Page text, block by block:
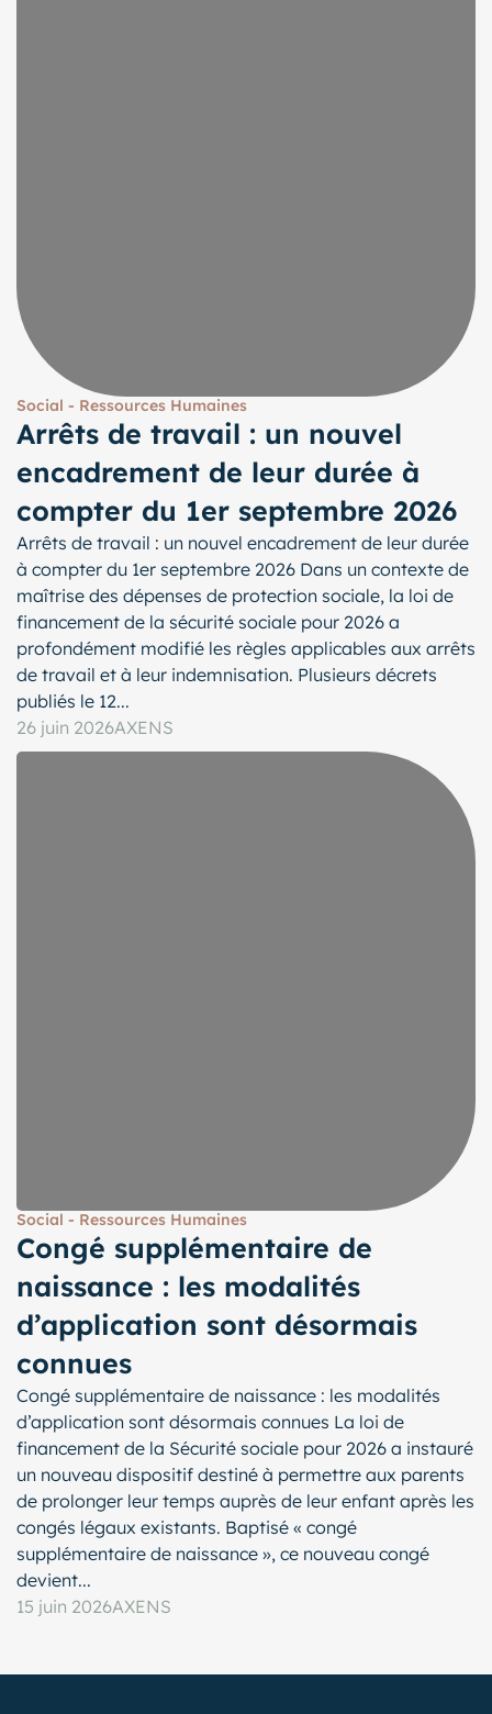
Social - Ressources Humaines
Arrêts de travail : un nouvel
encadrement de leur durée à
compter du 1er septembre 2026
Arrêts de travail : un nouvel encadrement de leur durée
à compter du 1er septembre 2026 Dans un contexte de
maîtrise des dépenses de protection sociale, la loi de
financement de la sécurité sociale pour 2026 a
profondément modifié les règles applicables aux arrêts
de travail et à leur indemnisation. Plusieurs décrets
publiés le 12...
26 juin 2026AXENS
Social - Ressources Humaines
Congé supplémentaire de
naissance : les modalités
d’application sont désormais
connues
Congé supplémentaire de naissance : les modalités
d’application sont désormais connues La loi de
financement de la Sécurité sociale pour 2026 a instauré
un nouveau dispositif destiné à permettre aux parents
de prolonger leur temps auprès de leur enfant après les
congés légaux existants. Baptisé « congé
supplémentaire de naissance », ce nouveau congé
devient...
15 juin 2026AXENS